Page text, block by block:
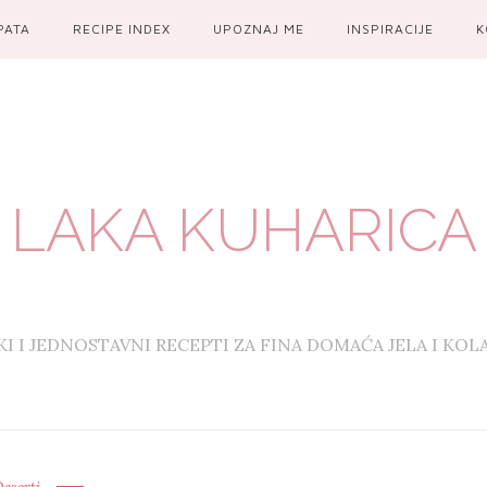
RECIPE INDEX UPOZNAJ ME INSPIRACIJE
LAKA KUHARICA
I JEDNOSTAVNI RECEPTI ZA FINA DOMAĆA JELA I